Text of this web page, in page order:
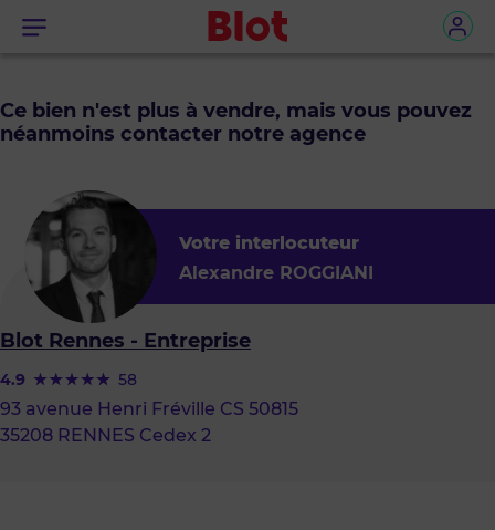
Menu
Ce bien n'est plus à vendre, mais vous pouvez
néanmoins contacter notre agence
Votre interlocuteur
Alexandre ROGGIANI
Blot Rennes - Entreprise
4.9 58
93 avenue Henri Fréville CS 50815
35208 RENNES Cedex 2